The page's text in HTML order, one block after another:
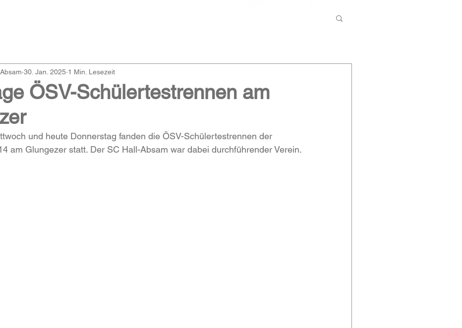
ÖSV-Schülertestrennen am
30. Jan. 2025 1 Min. Lesezeit
und heute Donnerstag fanden die ÖSV-Schülertestrennen der
am Glungezer statt. Der SC Hall-Absam war dabei durchführender Verein.